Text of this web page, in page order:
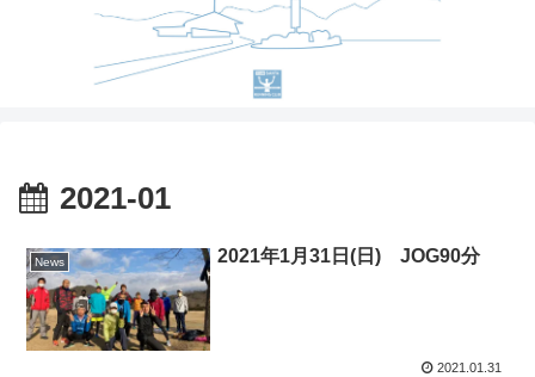
2021-01
News 2021年1月31日(日) JOG90分
2021.01.31